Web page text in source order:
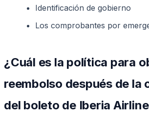
Identificación de gobierno
Los comprobantes por
¿Cuál es la política para
reembolso después de la
del boleto de Iberia